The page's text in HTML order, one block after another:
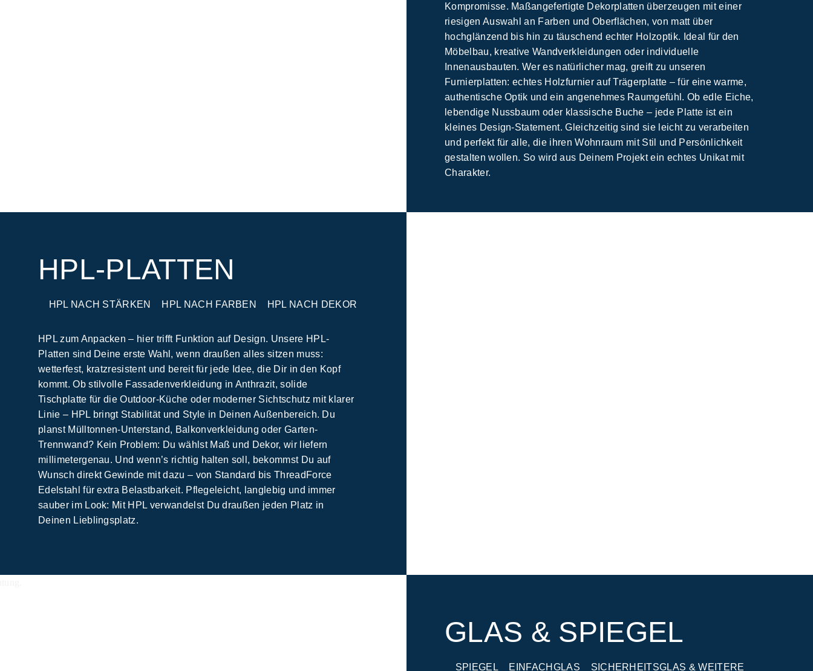
Kompromisse. Maßangefertigte Dekorplatten überzeugen mit einer
riesigen Auswahl an Farben und Oberflächen, von matt über
hochglänzend bis hin zu täuschend echter Holzoptik. Ideal für den
Möbelbau, kreative Wandverkleidungen oder individuelle
Innenausbauten. Wer es natürlicher mag, greift zu unseren
Furnierplatten: echtes Holzfurnier auf Trägerplatte – für eine warme,
authentische Optik und ein angenehmes Raumgefühl. Ob edle Eiche,
lebendige Nussbaum oder klassische Buche – jede Platte ist ein
kleines Design-Statement. Gleichzeitig sind sie leicht zu verarbeiten
und perfekt für alle, die ihren Wohnraum mit Stil und Persönlichkeit
gestalten wollen. So wird aus Deinem Projekt ein echtes Unikat mit
Charakter.
HPL-PLATTEN
HPL NACH STÄRKEN HPL NACH FARBEN HPL NACH DEKOR
HPL zum Anpacken – hier trifft Funktion auf Design. Unsere HPL-
Platten sind Deine erste Wahl, wenn draußen alles sitzen muss:
wetterfest, kratzresistent und bereit für jede Idee, die Dir in den Kopf
kommt. Ob stilvolle Fassadenverkleidung in Anthrazit, solide
Tischplatte für die Outdoor-Küche oder moderner Sichtschutz mit klarer
Linie – HPL bringt Stabilität und Style in Deinen Außenbereich. Du
planst Mülltonnen-Unterstand, Balkonverkleidung oder Garten-
Trennwand? Kein Problem: Du wählst Maß und Dekor, wir liefern
millimetergenau. Und wenn’s richtig halten soll, bekommst Du auf
Wunsch direkt Gewinde mit dazu – von Standard bis ThreadForce
Edelstahl für extra Belastbarkeit. Pflegeleicht, langlebig und immer
sauber im Look: Mit HPL verwandelst Du draußen jeden Platz in
Deinen Lieblingsplatz.
GLAS & SPIEGEL
SPIEGEL EINFACHGLAS SICHERHEITSGLAS & WEITERE